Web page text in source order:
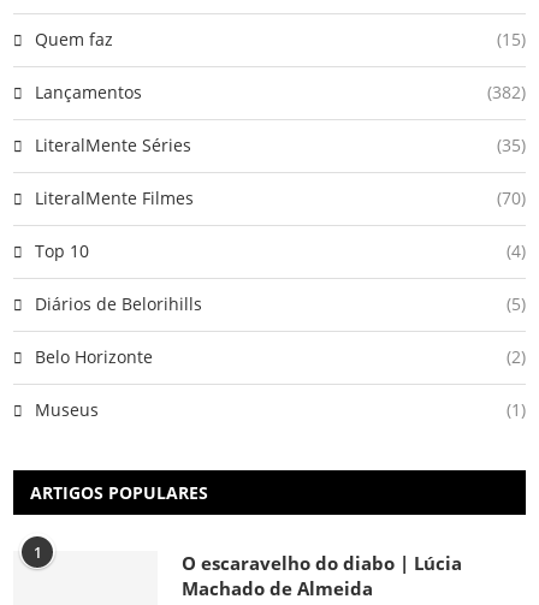
Quem faz (15)
Lançamentos (382)
LiteralMente Séries (35)
LiteralMente Filmes (70)
Top 10 (4)
Diários de Belorihills (5)
Belo Horizonte (2)
Museus (1)
ARTIGOS POPULARES
1
O escaravelho do diabo | Lúcia
Machado de Almeida